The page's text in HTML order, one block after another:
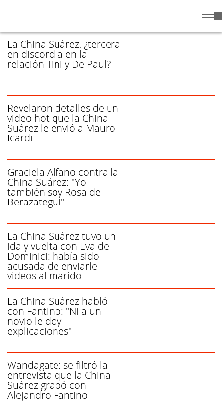
La China Suárez, ¿tercera
en discordia en la
relación Tini y De Paul?
Revelaron detalles de un
video hot que la China
Suárez le envió a Mauro
Icardi
Graciela Alfano contra la
China Suárez: "Yo
también soy Rosa de
Berazategui"
La China Suárez tuvo un
ida y vuelta con Eva de
Dominici: había sido
acusada de enviarle
videos al marido
La China Suárez habló
con Fantino: "Ni a un
novio le doy
explicaciones"
Wandagate: se filtró la
entrevista que la China
Suárez grabó con
Alejandro Fantino